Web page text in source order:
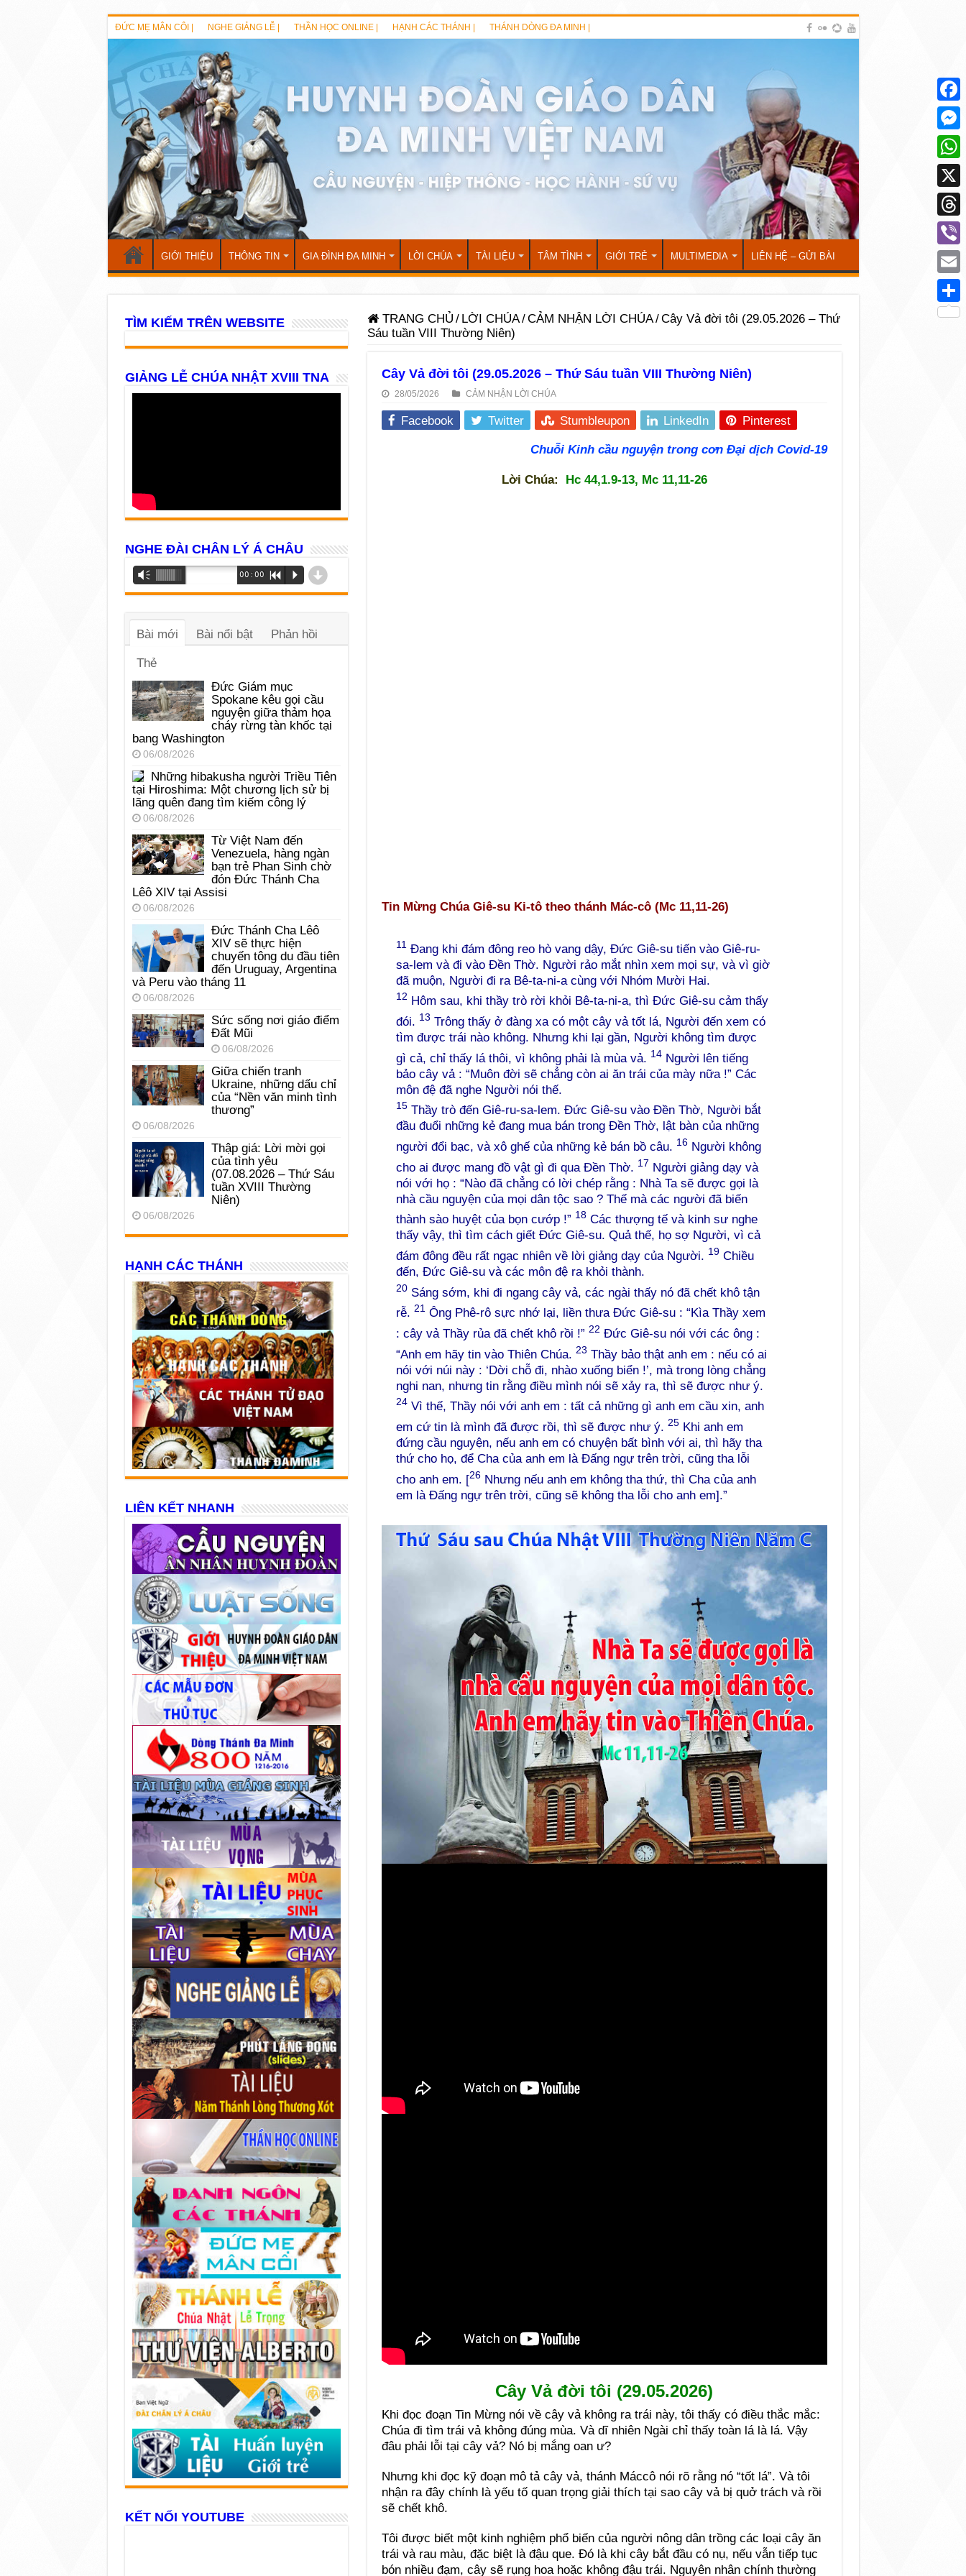
ĐỨC MẸ MÂN CÔI | NGHE GIẢNG LỄ | THẦN HỌC ONLINE | HẠNH CÁC THÁNH | THÁNH DÒNG ĐA MINH |
GIỚI THIỆU THÔNG TIN GIA ĐÌNH ĐA MINH LỜI CHÚA TÀI LIỆU TÂM TÌNH GIỚI TRẺ MULTIMEDIA LIÊN HỆ – GỬI BÀI
TRANG CHỦ / LỜI CHÚA/CẢM NHẬN LỜI CHÚA/Cây Vả đời tôi (29.05.2026 – Thứ
Sáu tuần VIII Thường Niên)
Cây Vả đời tôi (29.05.2026 – Thứ Sáu tuần VIII Thường Niên)
28/05/2026 CẢM NHẬN LỜI CHÚA
Facebook Twitter Stumbleupon LinkedIn Pinterest
Chuỗi Kinh cầu nguyện trong cơn Đại dịch Covid-19
Lời Chúa: Hc 44,1.9-13, Mc 11,11-26
Tin Mừng Chúa Giê-su Ki-tô theo thánh Mác-cô (Mc 11,11-26)
11Đang khi đám đông reo hò vang dậy, Đức Giê-su tiến vào Giê-ru-
sa-lem và đi vào Đền Thờ. Người rảo mắt nhìn xem mọi sự, và vì giờ
đã muộn, Người đi ra Bê-ta-ni-a cùng với Nhóm Mười Hai.
12 Hôm sau, khi thầy trò rời khỏi Bê-ta-ni-a, thì Đức Giê-su cảm thấy
đói. 13 Trông thấy ở đàng xa có một cây vả tốt lá, Người đến xem có
tìm được trái nào không. Nhưng khi lại gần, Người không tìm được
gì cả, chỉ thấy lá thôi, vì không phải là mùa vả. 14Người lên tiếng
bảo cây vả : “Muôn đời sẽ chẳng còn ai ăn trái của mày nữa !” Các
môn đệ đã nghe Người nói thế.
15Thầy trò đến Giê-ru-sa-lem. Đức Giê-su vào Đền Thờ, Người bắt
đầu đuổi những kẻ đang mua bán trong Đền Thờ, lật bàn của những
người đổi bạc, và xô ghế của những kẻ bán bồ câu. 16Người không
cho ai được mang đồ vật gì đi qua Đền Thờ. 17 Người giảng dạy và
nói với họ : “Nào đã chẳng có lời chép rằng : Nhà Ta sẽ được gọi là
nhà cầu nguyện của mọi dân tộc sao ? Thế mà các người đã biến
thành sào huyệt của bọn cướp !” 18Các thượng tế và kinh sư nghe
thấy vậy, thì tìm cách giết Đức Giê-su. Quả thế, họ sợ Người, vì cả
đám đông đều rất ngạc nhiên về lời giảng dạy của Người. 19Chiều
đến, Đức Giê-su và các môn đệ ra khỏi thành.
20Sáng sớm, khi đi ngang cây vả, các ngài thấy nó đã chết khô tận
rễ. 21Ông Phê-rô sực nhớ lại, liền thưa Đức Giê-su : “Kìa Thầy xem
: cây vả Thầy rủa đã chết khô rồi !” 22 Đức Giê-su nói với các ông :
“Anh em hãy tin vào Thiên Chúa. 23 Thầy bảo thật anh em : nếu có ai
nói với núi này : ‘Dời chỗ đi, nhào xuống biển !’, mà trong lòng chẳng
nghi nan, nhưng tin rằng điều mình nói sẽ xảy ra, thì sẽ được như ý.
24Vì thế, Thầy nói với anh em : tất cả những gì anh em cầu xin, anh
em cứ tin là mình đã được rồi, thì sẽ được như ý. 25Khi anh em
đứng cầu nguyện, nếu anh em có chuyện bất bình với ai, thì hãy tha
thứ cho họ, để Cha của anh em là Đấng ngự trên trời, cũng tha lỗi
cho anh em. [26Nhưng nếu anh em không tha thứ, thì Cha của anh
em là Đấng ngự trên trời, cũng sẽ không tha lỗi cho anh em].”
Cây Vả đời tôi (29.05.2026)
Khi đọc đoạn Tin Mừng nói về cây vả không ra trái này, tôi thấy có điều thắc mắc:
Chúa đi tìm trái vả không đúng mùa. Và dĩ nhiên Ngài chỉ thấy toàn lá là lá. Vậy
đâu phải lỗi tại cây vả? Nó bị mắng oan ư?
Nhưng khi đọc kỹ đoạn mô tả cây vả, thánh Máccô nói rõ rằng nó “tốt lá”. Và tôi
nhận ra đây chính là yếu tố quan trọng giải thích tại sao cây vả bị quở trách và rồi
sẽ chết khô.
Tôi được biết một kinh nghiệm phổ biến của người nông dân trồng các loại cây ăn
trái và rau màu, đặc biệt là đậu que. Đó là khi cây bắt đầu có nụ, nếu vẫn tiếp tục
bón nhiều đạm, cây sẽ rụng hoa hoặc không đậu trái. Nguyên nhân chính thường
TÌM KIẾM TRÊN WEBSITE
GIẢNG LỄ CHÚA NHẬT XVIII TNA
NGHE ĐÀI CHÂN LÝ Á CHÂU
Trình
phát
âm
Vm 00:00 R P d
Bài mới Bài nổi bật Phản hồi
Thẻ
Đức Giám mục
Spokane kêu gọi cầu
nguyện giữa thảm họa
cháy rừng tàn khốc tại
bang Washington
06/08/2026
Những hibakusha người Triều Tiên
tại Hiroshima: Một chương lịch sử bị
lãng quên đang tìm kiếm công lý
06/08/2026
Từ Việt Nam đến
Venezuela, hàng ngàn
bạn trẻ Phan Sinh chờ
đón Đức Thánh Cha
Lêô XIV tại Assisi
06/08/2026
Đức Thánh Cha Lêô
XIV sẽ thực hiện
chuyến tông du đầu tiên
đến Uruguay, Argentina
và Peru vào tháng 11
06/08/2026
Sức sống nơi giáo điểm
Đất Mũi
06/08/2026
Giữa chiến tranh
Ukraine, những dấu chỉ
của “Nền văn minh tình
thương”
06/08/2026
Thập giá: Lời mời gọi
của tình yêu
(07.08.2026 – Thứ Sáu
tuần XVIII Thường
Niên)
06/08/2026
HẠNH CÁC THÁNH
LIÊN KẾT NHANH
KẾT NỐI YOUTUBE
X
Viber